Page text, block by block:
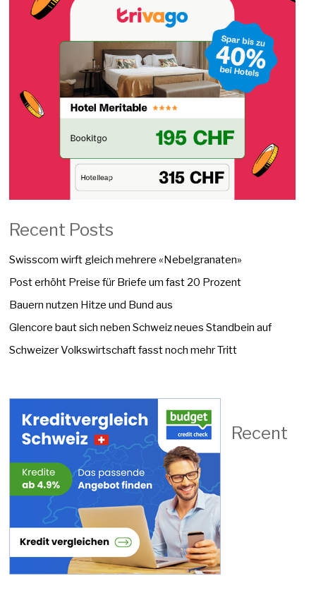
Recent Posts
Swisscom wirft gleich mehrere «Nebelgranaten»
Post erhöht Preise für Briefe um fast 20 Prozent
Bauern nutzen Hitze und Bund aus
Glencore baut sich neben Schweiz neues Standbein auf
Schweizer Volkswirtschaft fasst noch mehr Tritt
Recent